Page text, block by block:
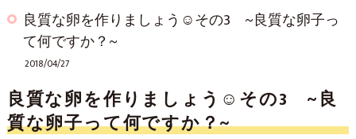
良質な卵を作りましょう☺その3 ~良質な卵子っ
て何ですか？~
2018/04/27
良質な卵を作りましょう☺その3 ~良
質な卵子って何ですか？~